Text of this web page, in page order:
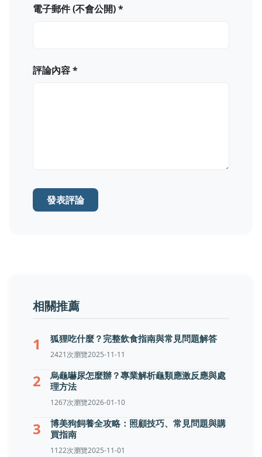
電子郵件 (不會公開) *
評論內容 *
發表評論
相關推薦
1 狐狸吃什麼？完整飲食指南與常見問題解答
2421次瀏覽2025-11-11
2
烏龜嚇尿怎麼辦？專業解析龜類應激反應與處
理方法
1267次瀏覽2026-01-10
3
博美狗飼養全攻略：照顧技巧、常見問題與購
買指南
1122次瀏覽2025-11-01